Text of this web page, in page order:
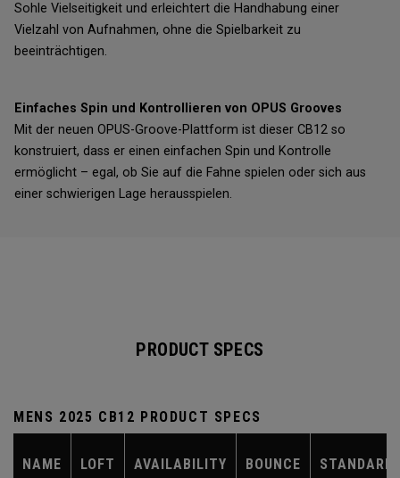
Sohle Vielseitigkeit und erleichtert die Handhabung einer
Vielzahl von Aufnahmen, ohne die Spielbarkeit zu
beeinträchtigen.
Einfaches Spin und Kontrollieren von OPUS Grooves
Mit der neuen OPUS-Groove-Plattform ist dieser CB12 so
konstruiert, dass er einen einfachen Spin und Kontrolle
ermöglicht – egal, ob Sie auf die Fahne spielen oder sich aus
einer schwierigen Lage herausspielen.
PRODUCT SPECS
MENS 2025 CB12 PRODUCT SPECS
NAME LOFT AVAILABILITY BOUNCE STANDARD